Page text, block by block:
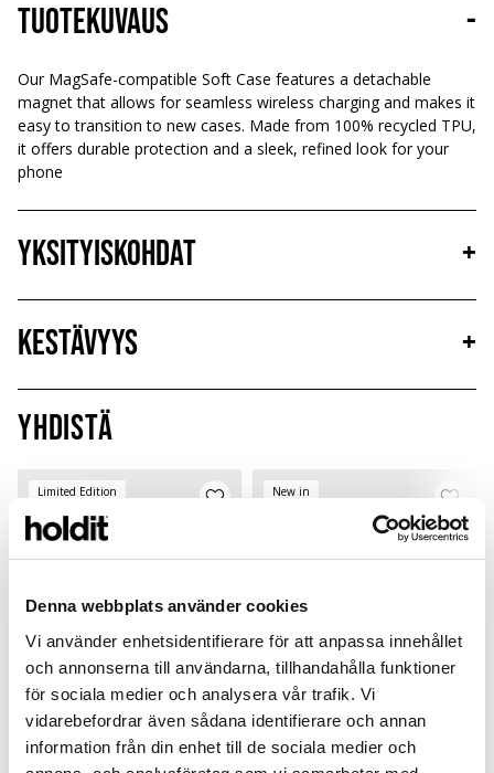
Denna webbplats använder cookies
Vi använder enhetsidentifierare för att anpassa innehållet
och annonserna till användarna, tillhandahålla funktioner
för sociala medier och analysera vår trafik. Vi
vidarebefordrar även sådana identifierare och annan
information från din enhet till de sociala medier och
Tuotekuvaus -
Our MagSafe-compatible Soft Case features a detachable
magnet that allows for seamless wireless charging and makes it
easy to transition to new cases. Made from 100% recycled TPU,
it offers durable protection and a sleek, refined look for your
phone
Yksityiskohdat +
Kestävyys
+
Yhdistä
Limited Edition
MagSafe Fit
New in